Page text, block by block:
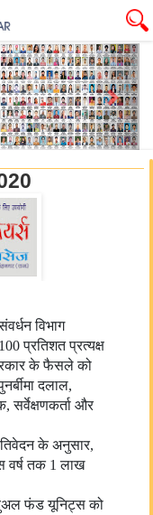
Next
विभाग
प्रतिशत प्रत्यक्ष
के फैसले को
दलाल,
सर्वेक्षणकर्ता और
के अनुसार,
वर्ष तक 1 लाख
फंड यूनिट्स को